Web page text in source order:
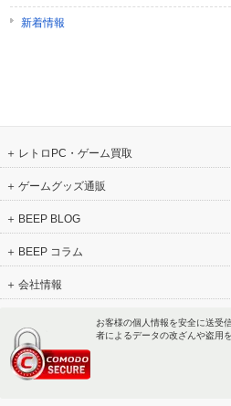
新着情報
レトロPC・ゲーム買取
ゲームグッズ通販
BEEP BLOG
BEEP コラム
会社情報
お客様の個人情報を安全に送受
者によるデータの改ざんや盗用